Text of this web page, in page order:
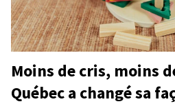
Moins de cris, moins
Québec a changé sa